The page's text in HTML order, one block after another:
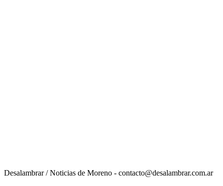
Desalambrar / Noticias de Moreno - contacto@desalambrar.com.ar